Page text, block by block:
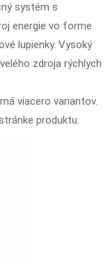
systém s
energie vo forme
lupienky. Vysoký
zdroja rýchlych
viacero variantov.
produktu.